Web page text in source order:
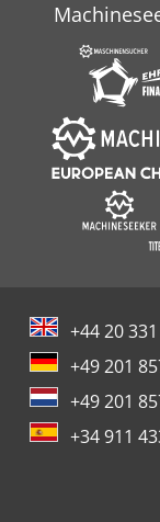
+44 20
+49 201
+49 201
+34 911